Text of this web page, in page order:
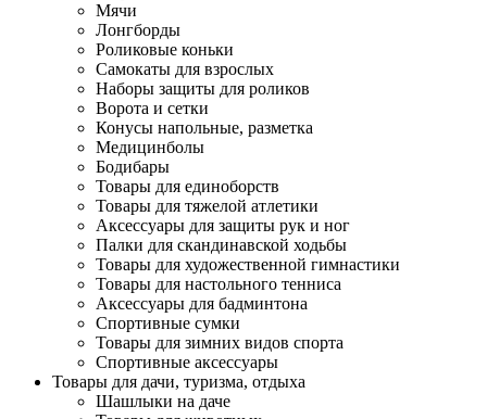
Мячи
Лонгборды
Роликовые коньки
Самокаты для взрослых
Наборы защиты для роликов
Ворота и сетки
Конусы напольные, разметка
Медицинболы
Бодибары
Товары для единоборств
Товары для тяжелой атлетики
Аксессуары для защиты рук и ног
Палки для скандинавской ходьбы
Товары для художественной гимнастики
Товары для настольного тенниса
Аксессуары для бадминтона
Спортивные сумки
Товары для зимних видов спорта
Спортивные аксессуары
Товары для дачи, туризма, отдыха
Шашлыки на даче